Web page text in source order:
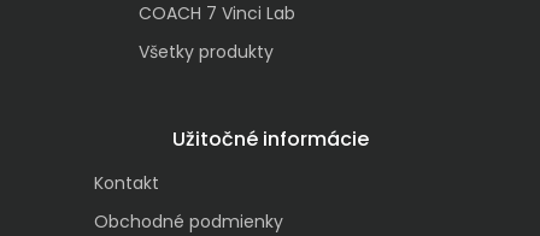
COACH 7 Vinci Lab
Všetky produkty
Užitočné informácie
Kontakt
Obchodné podmienky